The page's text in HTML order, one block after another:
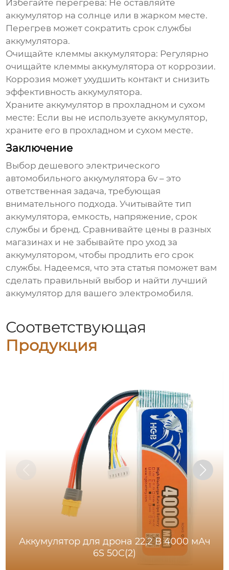
Избегайте перегрева: Не оставляйте
аккумулятор на солнце или в жарком месте.
Перегрев может сократить срок службы
аккумулятора.
Очищайте клеммы аккумулятора: Регулярно
очищайте клеммы аккумулятора от коррозии.
Коррозия может ухудшить контакт и снизить
эффективность аккумулятора.
Храните аккумулятор в прохладном и сухом
месте: Если вы не используете аккумулятор,
храните его в прохладном и сухом месте.
Заключение
Выбордешевого электрического
автомобильного аккумулятора 6v – это
ответственная задача, требующая
внимательного подхода. Учитывайте тип
аккумулятора, емкость, напряжение, срок
службы и бренд. Сравнивайте цены в разных
магазинах и не забывайте про уход за
аккумулятором, чтобы продлить его срок
службы. Надеемся, что эта статья поможет вам
сделать правильный выбор и найти лучший
аккумулятор для вашего электромобиля.
Соответствующая
Продукция
Аккумулятор для дрона 22,2 В 4000 мАч
6S 50C(2)